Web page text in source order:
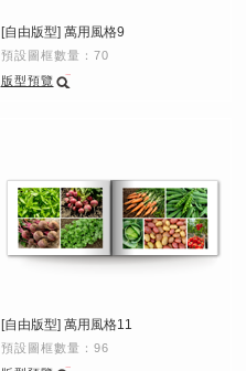
[自由版型] 萬用風格9
預設圖框數量：70
版型預覽
[自由版型] 萬用風格11
預設圖框數量：96